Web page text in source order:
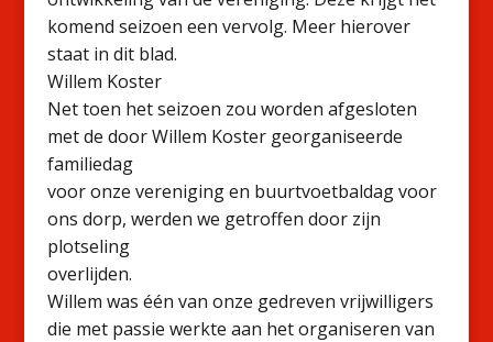
komend seizoen een vervolg. Meer hierover
staat in dit blad.
Willem Koster
Net toen het seizoen zou worden afgesloten
met de door Willem Koster georganiseerde
familiedag
voor onze vereniging en buurtvoetbaldag voor
ons dorp, werden we getroffen door zijn
plotseling
overlijden.
Willem was één van onze gedreven vrijwilligers
die met passie werkte aan het organiseren van